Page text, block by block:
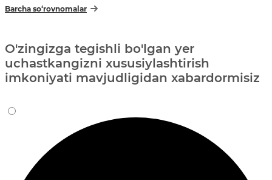
Barcha so‘rovnomalar
O'zingizga tegishli bo'lgan yer
uchastkangizni xususiylashtirish
imkoniyati mavjudligidan xabardormisiz